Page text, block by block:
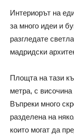
Интериорът на
за много идеи и
разгледате
мадридски
Площта на тази
метра, с
Въпреки много
разделена на
които могат да